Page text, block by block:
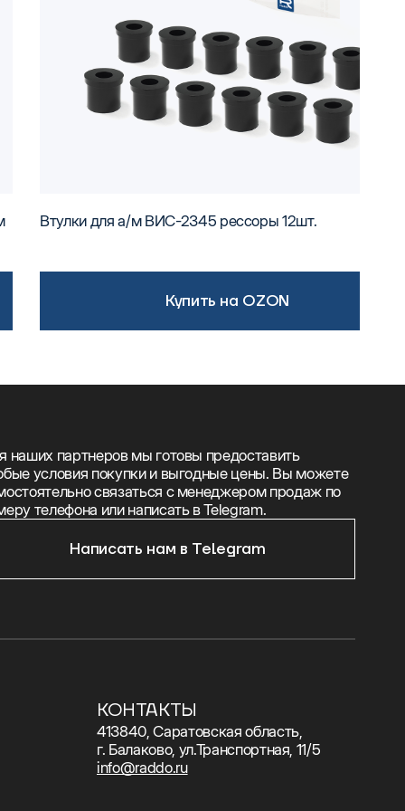
Втулки для а/м ВИС-2345 рессоры 12шт.
Купить на OZON
наших партнеров мы готовы предоставить
условия покупки и выгодные цены. Вы можете
связаться с менеджером продаж по
телефона или написать в Telegram.
Написать нам в Telegram
КОНТАКТЫ
413840, Саратовская область,
г. Балаково, ул.Транспортная, 11/5
info@raddo.ru